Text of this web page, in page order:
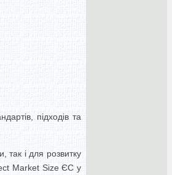
підходів та
так і для розвитку
Market Size ЄС у